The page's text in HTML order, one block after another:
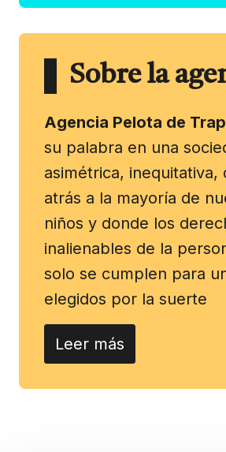
Sobre la
Agencia Pelota de
su palabra en una
asimétrica, inequitativa,
atrás a la mayoría de
niños y donde los
inalienables de la
solo se cumplen para
elegidos por la suerte
Leer más